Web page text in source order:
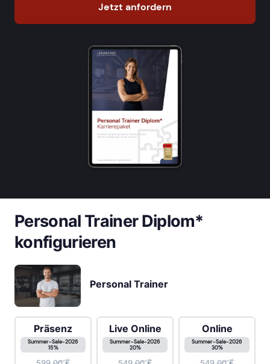
Jetzt anfordern
Personal Trainer Diplom*
konfigurieren
Personal Trainer
Präsenz
Summer-Sale-2026
15%
Live Online
Summer-Sale-2026
20%
Online
Summer-Sale-2026
30%